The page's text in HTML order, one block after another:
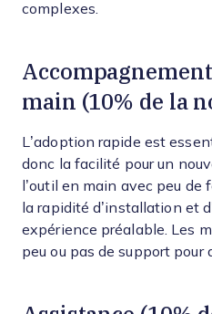
complexes.
main (10% de la
L’adoption rapide est
donc la facilité pour un
l’outil en main avec peu
la rapidité d’installation et
expérience préalable. Les
peu ou pas de support pour